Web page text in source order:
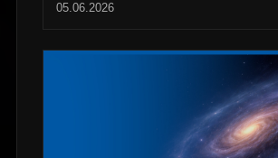
05.06.2026